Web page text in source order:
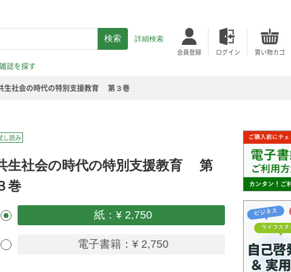
詳細検索
会員登録 ログイン 買い物カゴ
雑誌を探す
生社会の時代の特別支援教育 第３巻
し読み
生社会の時代の特別支援教育 第
巻
紙：¥ 2,750
電子書籍：¥ 2,750